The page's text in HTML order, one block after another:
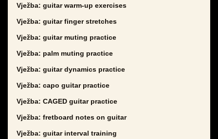
Vježba: guitar warm-up exercises
Vježba: guitar finger stretches
Vježba: guitar muting practice
Vježba: palm muting practice
Vježba: guitar dynamics practice
Vježba: capo guitar practice
Vježba: CAGED guitar practice
Vježba: fretboard notes on guitar
Vježba: guitar interval training